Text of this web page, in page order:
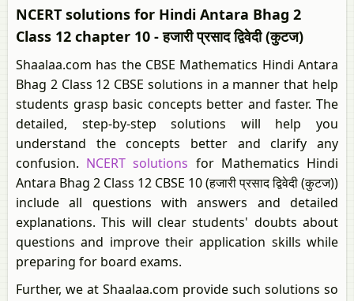
NCERT solutions for Hindi Antara Bhag 2
Class 12 chapter 10 - हजारी प्रसाद द्विवेदी (कुटज)
Shaalaa.com has the CBSE Mathematics Hindi Antara
Bhag 2 Class 12 CBSE solutions in a manner that help
students grasp basic concepts better and faster. The
detailed, step-by-step solutions will help you
understand the concepts better and clarify any
confusion. NCERT solutions for Mathematics Hindi
Antara Bhag 2 Class 12 CBSE 10 (हजारी प्रसाद द्विवेदी (कुटज))
include all questions with answers and detailed
explanations. This will clear students' doubts about
questions and improve their application skills while
preparing for board exams.
Further, we at Shaalaa.com provide such solutions so